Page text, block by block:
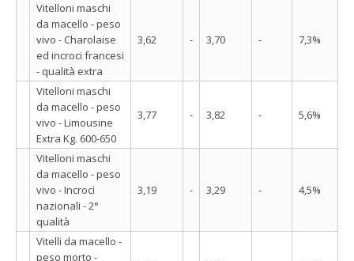
Vitelloni maschi
da macello - peso
vivo - Charolaise
ed incroci francesi
- qualità extra
3,62 - 3,70 - 7,3%
Vitelloni maschi
da macello - peso
vivo - Limousine
Extra Kg. 600-650
3,77 - 3,82 - 5,6%
Vitelloni maschi
da macello - peso
vivo - Incroci
nazionali - 2°
qualità
3,19 - 3,29 - 4,5%
Vitelli da macello -
peso morto -